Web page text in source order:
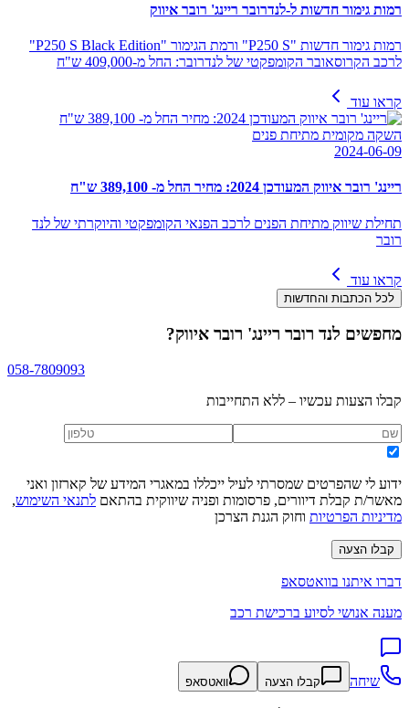
רמות גימור חדשות ל-לנדרובר ריינג' רובר איווק
רמות גימור חדשות "P250 S" ורמת הגימור "P250 S Black Edition"
לרכב הקרוסאובר הקומפקטי של לנדרובר: החל מ-409,000 ש"ח
קראו עוד
השקה מקומית מתיחת פנים
2024-06-09
ריינג' רובר איווק המעודכן 2024: מחיר החל מ- 389,100 ש"ח
תחילת שיווק מתיחת הפנים לרכב הפנאי הקומפקטי והיוקרתי של לנד
רובר
קראו עוד
לכל הכתבות והחדשות
מחפשים לנד רובר ריינג' רובר איווק?
058-7809093
קבלו הצעות עכשיו – ללא התחייבות
ידוע לי שהפרטים שמסרתי לעיל ייכללו במאגרי המידע של קארזון ואני
מאשר/ת קבלת דיוורים, פרסומות ופניה שיווקית בהתאם לתנאי השימוש,
מדיניות הפרטיות וחוק הגנת הצרכן
קבלו הצעה
דברו איתנו בוואטסאפ
מענה אנושי לסיוע ברכישת רכב
שיחה קבלו הצעה וואטסאפ